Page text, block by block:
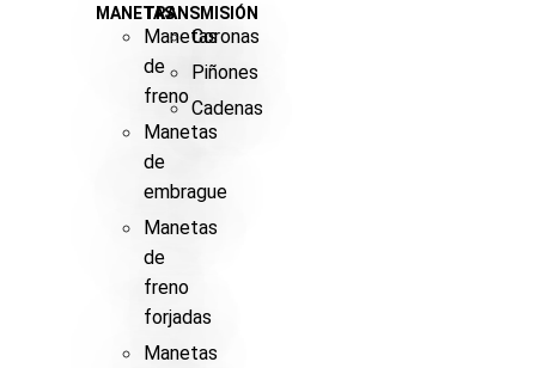
MANETAS
Manetas
de
freno
Manetas
de
embrague
Manetas
de
freno
forjadas
Manetas
TRANSMISIÓN
Coronas
Piñones
Cadenas